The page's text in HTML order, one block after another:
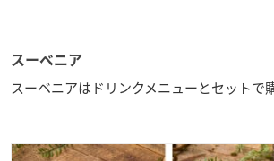
スーベニア
スーベニアはドリンクメニューとセットで